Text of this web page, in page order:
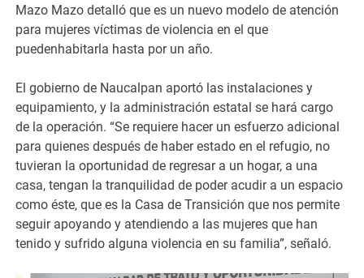
Mazo Mazo detalló que es un nuevo modelo de atención
para mujeres víctimas de violencia en el que
puedenhabitarla hasta por un año.
El gobierno de Naucalpan aportó las instalaciones y
equipamiento, y la administración estatal se hará cargo
de la operación. “Se requiere hacer un esfuerzo adicional
para quienes después de haber estado en el refugio, no
tuvieran la oportunidad de regresar a un hogar, a una
casa, tengan la tranquilidad de poder acudir a un espacio
como éste, que es la Casa de Transición que nos permite
seguir apoyando y atendiendo a las mujeres que han
tenido y sufrido alguna violencia en su familia”, señaló.